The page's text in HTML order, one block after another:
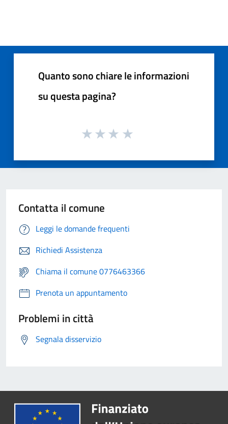
Quanto sono chiare le informazioni
su questa pagina?
Contatta il comune
Leggi le domande frequenti
Richiedi Assistenza
Chiama il comune 0776463366
Prenota un appuntamento
Problemi in città
Segnala disservizio